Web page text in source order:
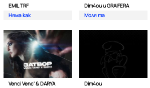
EMIL TRF
Няма как
Dim4ou и GRAIFERA
Моля та
Venci Venc' & DARYA
Dim4ou